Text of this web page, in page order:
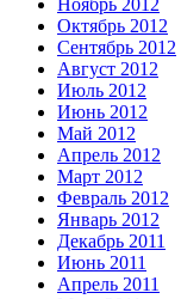
Октябрь 2012
Сентябрь 2012
Август 2012
Июль 2012
Июнь 2012
Май 2012
Апрель 2012
Март 2012
Февраль 2012
Январь 2012
Декабрь 2011
Июнь 2011
Апрель 2011